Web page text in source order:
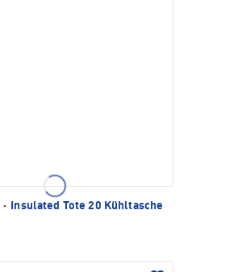
· Insulated Tote 20 Kühltasche